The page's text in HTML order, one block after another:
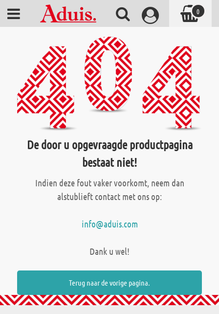
De door u opgevraagde productpagina
bestaat niet!
Indien deze fout vaker voorkomt, neem dan
alstublieft contact met ons op:
info@aduis.com
Dank u wel!
Terug naar de vorige pagina.
0